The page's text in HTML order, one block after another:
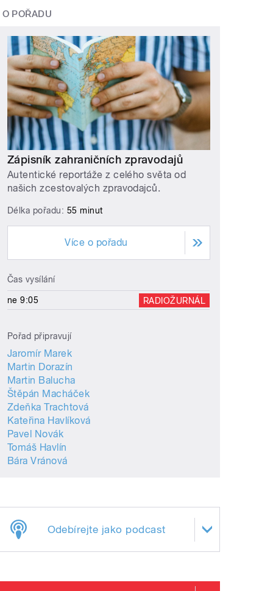
O POŘADU
Zápisník zahraničních zpravodajů
Autentické reportáže z celého světa od
našich zcestovalých zpravodajců.
Délka pořadu: 55 minut
Více o pořadu
Čas vysílání
ne 9:05 RADIOŽURNÁL
Pořad připravují
Jaromír Marek
Martin Dorazín
Martin Balucha
Štěpán Macháček
Zdeňka Trachtová
Kateřina Havlíková
Pavel Novák
Tomáš Havlín
Bára Vránová
Odebírejte jako podcast